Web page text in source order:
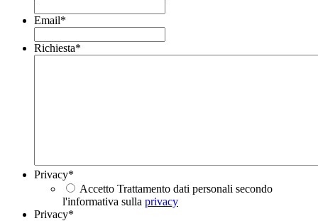
Email*
Richiesta*
Privacy*
Accetto Trattamento dati personali secondo
l'informativa sulla privacy
Privacy*